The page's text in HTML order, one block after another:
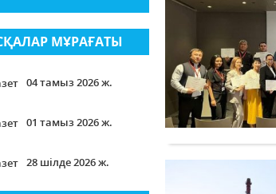
МҰРАҒАТЫ
04 тамыз 2026 ж.
01 тамыз 2026 ж.
28 шілде 2026 ж.